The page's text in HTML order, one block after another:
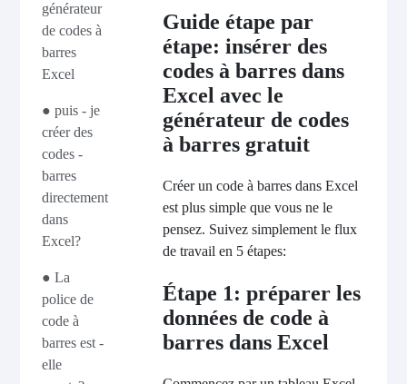
générateur
de codes à
barres
Excel
● puis - je
créer des
codes -
barres
directement
dans
Excel?
● La
police de
code à
barres est -
elle
Guide étape par
étape: insérer des
codes à barres dans
Excel avec le
générateur de codes
à barres gratuit
Créer un code à barres dans Excel
est plus simple que vous ne le
pensez. Suivez simplement le flux
de travail en 5 étapes:
Étape 1: préparer les
données de code à
barres dans Excel